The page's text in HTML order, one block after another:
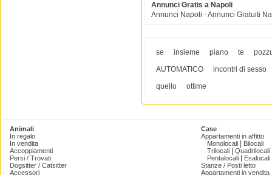
Annunci Gratis a Napoli
Annunci Napoli - Annunci Gratuiti
se insieme piano te
AUTOMATICO
incontri di sesso
quello
ottime
Animali
In regalo
In vendita
Accoppiamenti
Persi / Trovati
Dogsitter / Catsitter
Accessori
Case
Appartamenti in affitto
Monolocali
Bilocali
Trilocali
Quadrilocali
Pentalocali
Esalocali
Stanze / Posti letto
Appartamenti in vendita